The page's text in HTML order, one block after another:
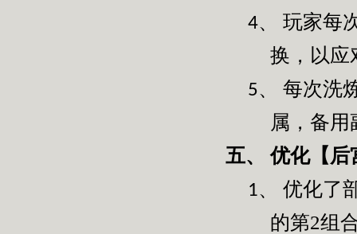
4、
玩家每
换，以应
5、
每次洗
属，备
五、 优化【后
1、
优化了
的第2组